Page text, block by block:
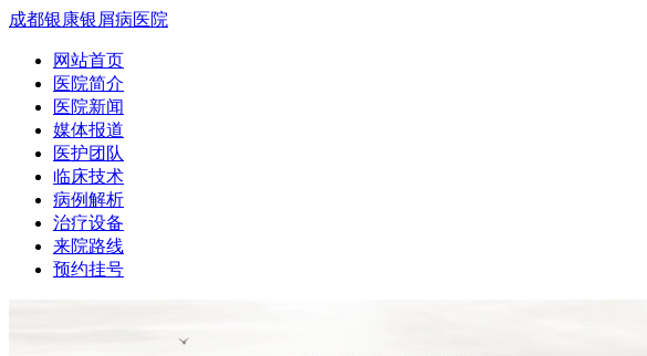
成都银康银屑病医院
网站首页
医院简介
医院新闻
媒体报道
医护团队
临床技术
病例解析
治疗设备
来院路线
预约挂号